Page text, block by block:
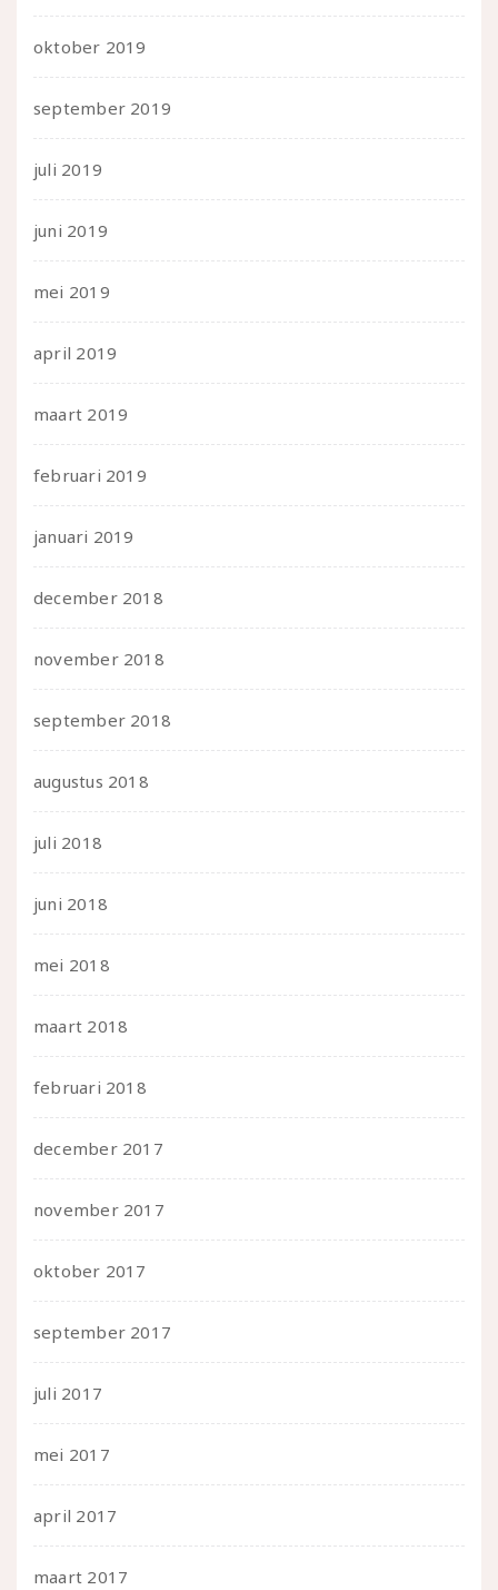
oktober 2019
september 2019
juli 2019
juni 2019
mei 2019
april 2019
maart 2019
februari 2019
januari 2019
december 2018
november 2018
september 2018
augustus 2018
juli 2018
juni 2018
mei 2018
maart 2018
februari 2018
december 2017
november 2017
oktober 2017
september 2017
juli 2017
mei 2017
april 2017
maart 2017